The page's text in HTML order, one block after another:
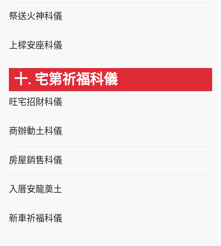
祭送火神科儀
上樑安座科儀
十. 宅第祈福科儀
旺宅招財科儀
商辦動土科儀
房屋銷售科儀
入厝安龍奠土
新車祈福科儀